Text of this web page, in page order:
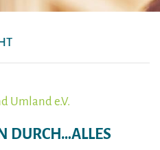
Umland e.V.
DURCH…ALLES